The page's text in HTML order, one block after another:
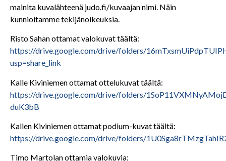
mainita kuvalähteenä judo.fi/kuvaajan nimi. Näin
kunnioitamme tekijänoikeuksia.
Risto Sahan ottamat valokuvat täältä:
https://drive.google.com/drive/folders/
usp=share_link
Kalle Kiviniemen ottamat ottelukuvat täältä:
https://drive.google.com/drive/folders/
duK3bB
Kallen Kiviniemen ottamat podium-kuvat täältä:
https://drive.google.com/drive/folders/
Timo Martolan ottamia valokuvia: